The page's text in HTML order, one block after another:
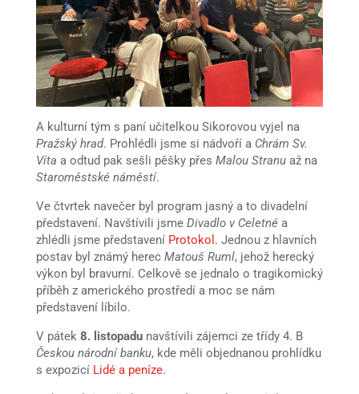
A kulturní tým s paní učitelkou Sikorovou vyjel na
Pražský hrad. Prohlédli jsme si nádvoří a Chrám Sv.
Víta a odtud pak sešli pěšky přes Malou Stranuaž na
Staroměstské náměstí.
Ve čtvrtek navečer byl program jasný a to divadelní
představení. Navštívili jsme Divadlo v Celetné a
zhlédli jsme představení Protokol . Jednou z hlavních
postav byl známý herec Matouš Ruml, jehož herecký
výkon byl bravurní. Celkově se jednalo o tragikomický
příběh z amerického prostředí a moc se nám
představení líbilo.
V pátek8. listopadunavštívili zájemci ze třídy 4. B
Českou národní banku, kde měli objednanou prohlídku
s expozicí Lidé a peníze.